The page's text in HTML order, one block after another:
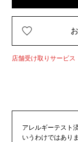
店舗受け取りサービス
アレルギーテスト
いうわけではあり